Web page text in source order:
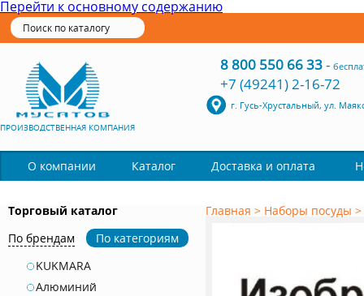
Перейти к основному содержанию
ПРОИЗВОДСТВЕННАЯ КОМПАНИЯ
8 800 550 66 33-
+7 (49241) 2-16-72
г. Гусь-Хрустальный, ул.
О компании Каталог Доставка и оплата
Торговый каталог
По брендам
По категориям
KUKMARA
Алюминий
Главная > Наборы посуды >